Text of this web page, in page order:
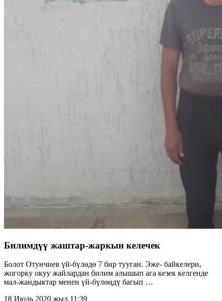
Билимдүү жаштар-жаркын келечек
Болот Отунчиев үй-бүлөдө 7 бир тууган. Эже- байкелери,
жогорку окуу жайлардан билим алышып ага кезек келгенде
мал-жандыктар менен үй-бүлөңдү багып …
18 Июль 2020 жыл 11:39